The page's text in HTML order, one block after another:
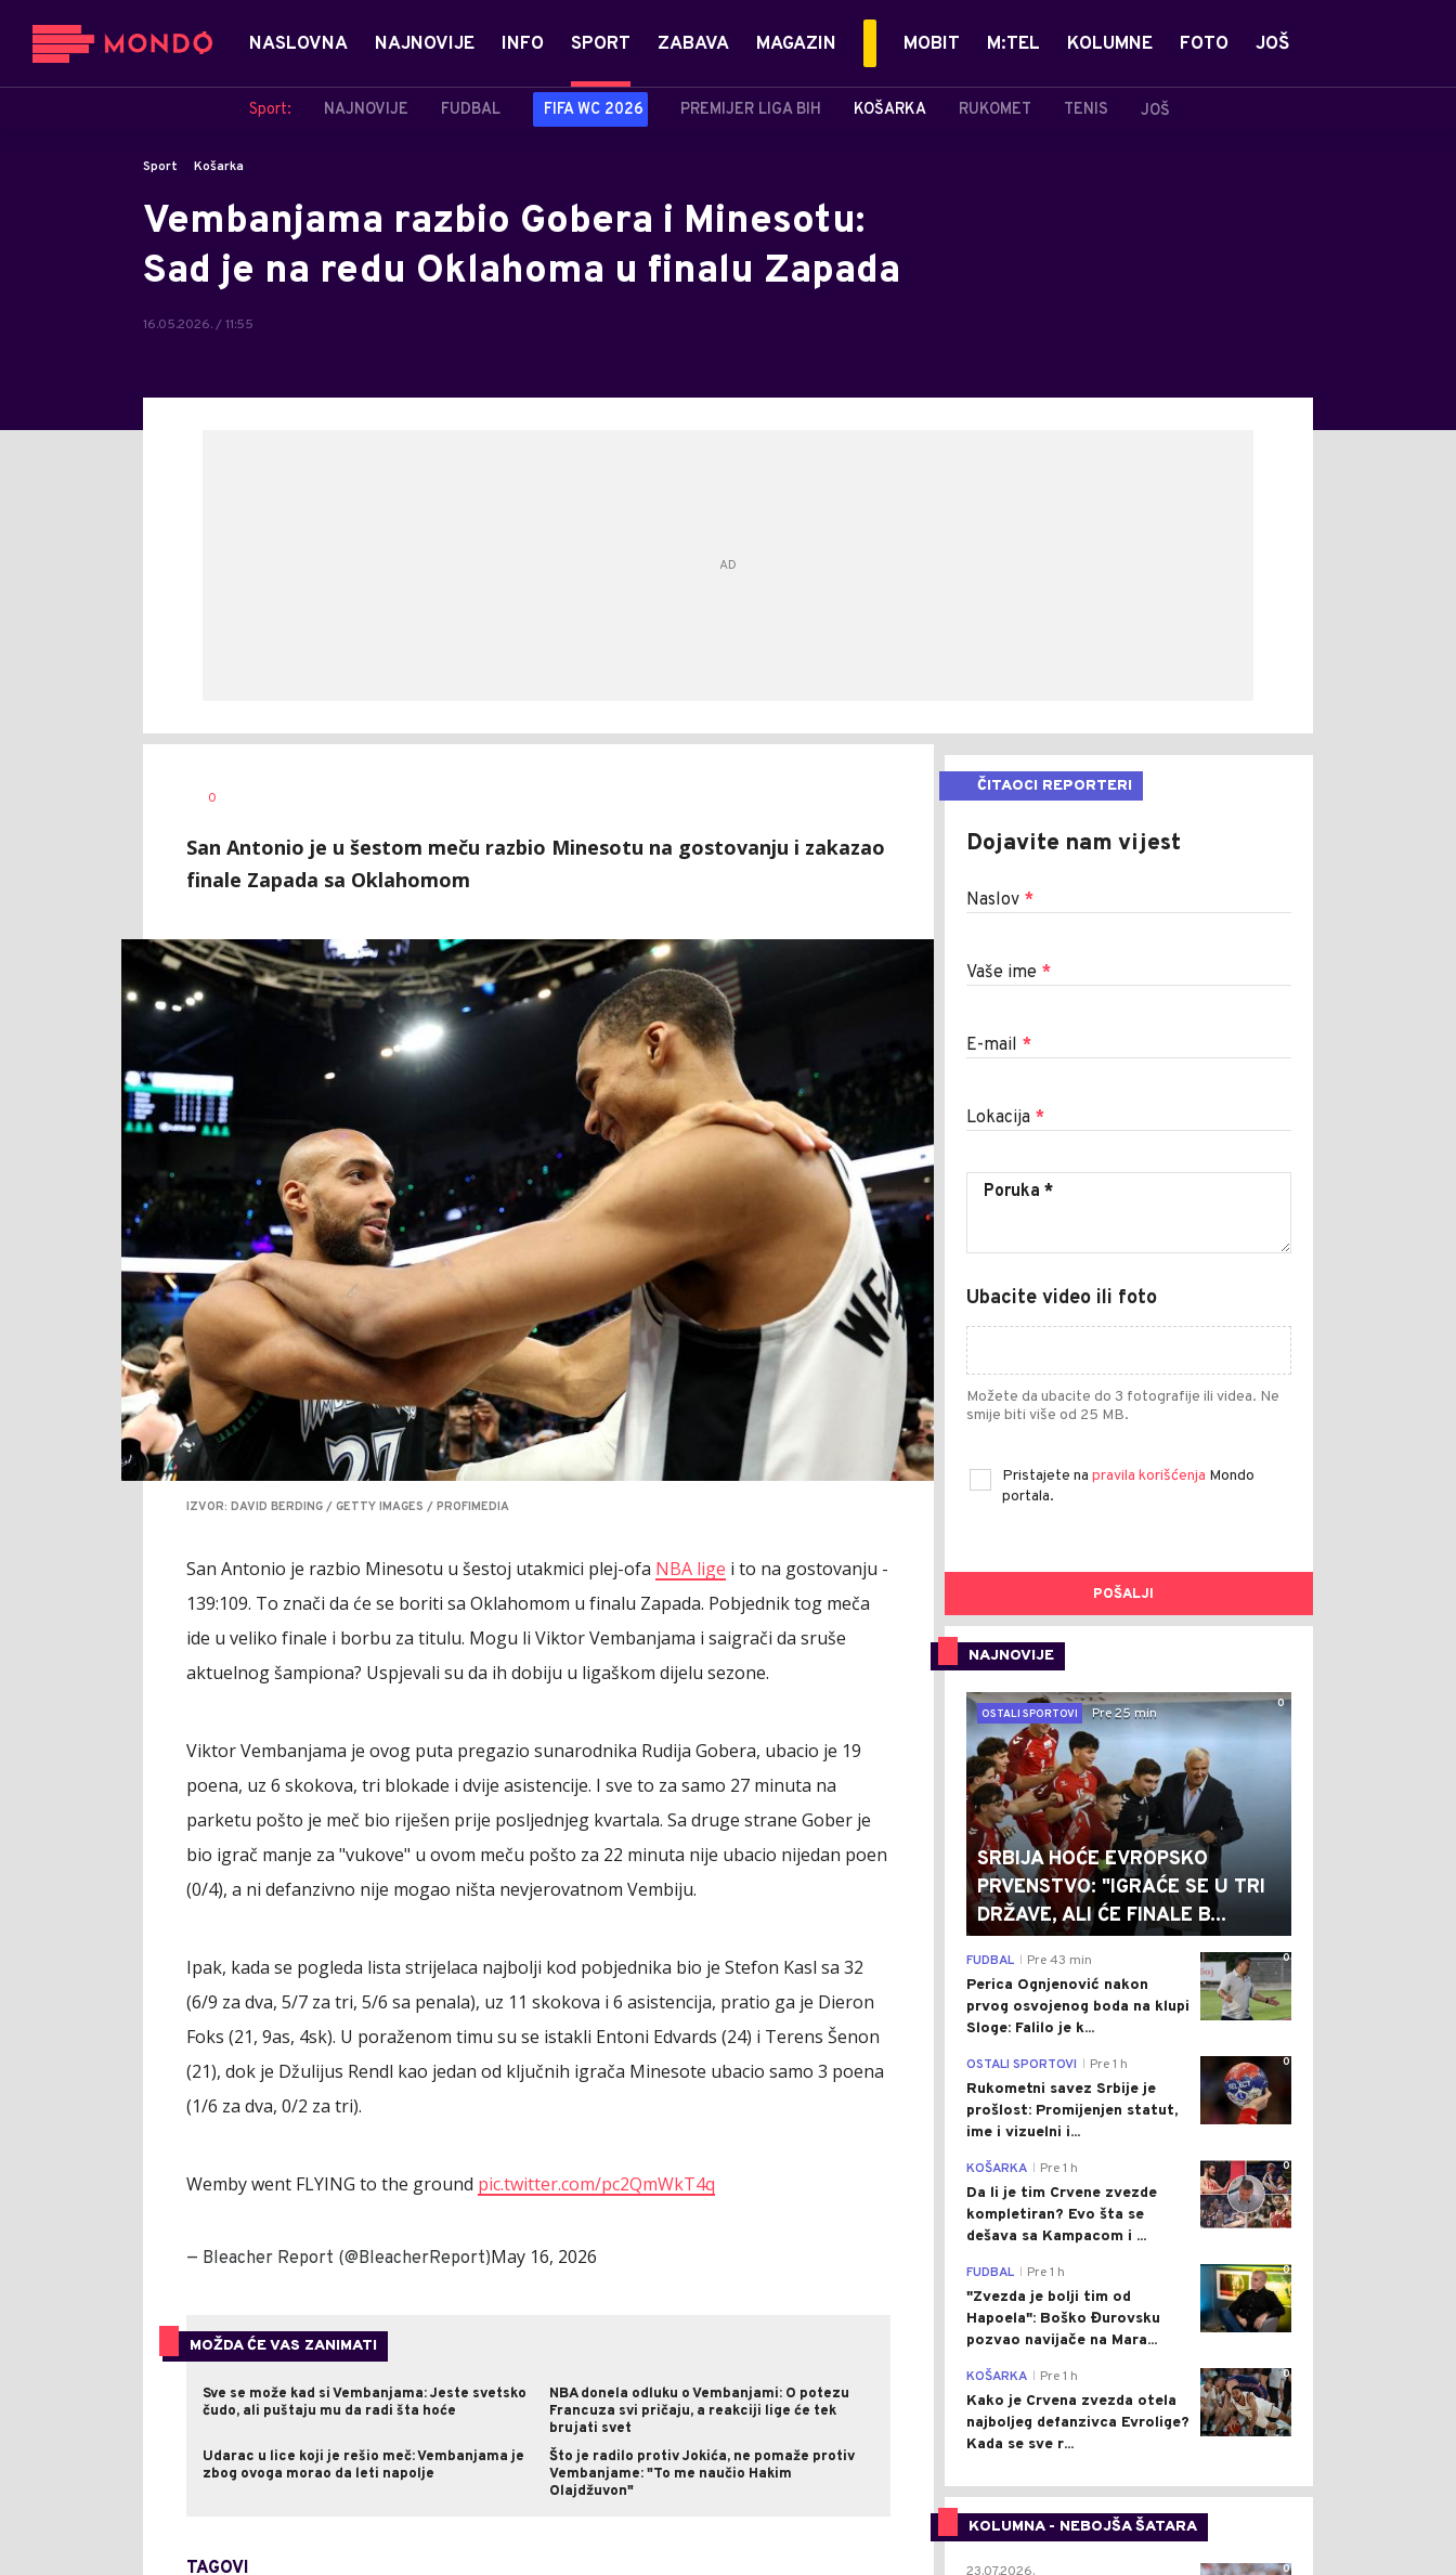
NASLOVNA NAJNOVIJE INFO SPORT
Sport: NAJNOVIJE FUDBAL FIFA WC 2026 PREMIJER LIGA BIH KOŠARKA RUKOMET TENIS JOŠ
ZABAVA MAGAZIN MOBIT M:TEL KOLUMNE FOTO JOŠ
Sport Košarka
Vembanjama razbio Gobera i Minesotu:
Sad je na redu Oklahoma u finalu Zapada
16.05.2026. / 11:55
0
San Antonio je u šestom meču razbio Minesotu na gostovanju i zakazao
finale Zapada sa Oklahomom
IZVOR: DAVID BERDING / GETTY IMAGES / PROFIMEDIA
San Antonio je razbio Minesotu u šestoj utakmici plej-ofa NBA lige i to na gostovanju -
139:109. To znači da će se boriti sa Oklahomom u finalu Zapada. Pobjednik tog meča
ide u veliko finale i borbu za titulu. Mogu li Viktor Vembanjama i saigrači da sruše
aktuelnog šampiona? Uspjevali su da ih dobiju u ligaškom dijelu sezone.
Viktor Vembanjama je ovog puta pregazio sunarodnika Rudija Gobera, ubacio je 19
poena, uz 6 skokova, tri blokade i dvije asistencije. I sve to za samo 27 minuta na
parketu pošto je meč bio riješen prije posljednjeg kvartala. Sa druge strane Gober je
bio igrač manje za "vukove" u ovom meču pošto za 22 minuta nije ubacio nijedan poen
(0/4), a ni defanzivno nije mogao ništa nevjerovatnom Vembiju.
Ipak, kada se pogleda lista strijelaca najbolji kod pobjednika bio je Stefon Kasl sa 32
(6/9 za dva, 5/7 za tri, 5/6 sa penala), uz 11 skokova i 6 asistencija, pratio ga je Dieron
Foks (21, 9as, 4sk). U poraženom timu su se istakli Entoni Edvards (24) i Terens Šenon
(21), dok je Džulijus Rendl kao jedan od ključnih igrača Minesote ubacio samo 3 poena
(1/6 za dva, 0/2 za tri).
Wemby went FLYING to the ground pic.twitter.com/pc2QmWkT4q
— Bleacher Report (@BleacherReport)May 16, 2026
MOŽDA ĆE VAS ZANIMATI
Sve se može kad si Vembanjama: Jeste svetsko
čudo, ali puštaju mu da radi šta hoće
NBA donela odluku o Vembanjami: O potezu
Francuza svi pričaju, a reakciji lige će tek
brujati svet
Udarac u lice koji je rešio meč: Vembanjama je
zbog ovoga morao da leti napolje
Što je radilo protiv Jokića, ne pomaže protiv
Vembanjame: "To me naučio Hakim
Olajdžuvon"
TAGOVI
ČITAOCI REPORTERI
Dojavite nam vijest
Naslov *
Vaše ime *
E-mail *
Lokacija *
Ubacite video ili foto
Možete da ubacite do 3 fotografije ili videa. Ne
smije biti više od 25 MB.
Pristajete na pravila korišćenja Mondo
portala.
POŠALJI
NAJNOVIJE
0
OSTALI SPORTOVI
Pre 25 min
SRBIJA HOĆE EVROPSKO
PRVENSTVO: "IGRAĆE SE U TRI
DRŽAVE, ALI ĆE FINALE B...
0
FUDBAL Pre 43 min
Perica Ognjenović nakon
prvog osvojenog boda na klupi
Sloge: Falilo je k...
0
OSTALI SPORTOVI Pre 1 h
Rukometni savez Srbije je
prošlost: Promijenjen statut,
ime i vizuelni i...
0
KOŠARKA Pre 1 h
Da li je tim Crvene zvezde
kompletiran? Evo šta se
dešava sa Kampacom i ...
0
FUDBAL Pre 1 h
"Zvezda je bolji tim od
Hapoela": Boško Đurovsku
pozvao navijače na Mara...
0
KOŠARKA Pre 1 h
Kako je Crvena zvezda otela
najboljeg defanzivca Evrolige?
Kada se sve r...
KOLUMNA - NEBOJŠA ŠATARA
0